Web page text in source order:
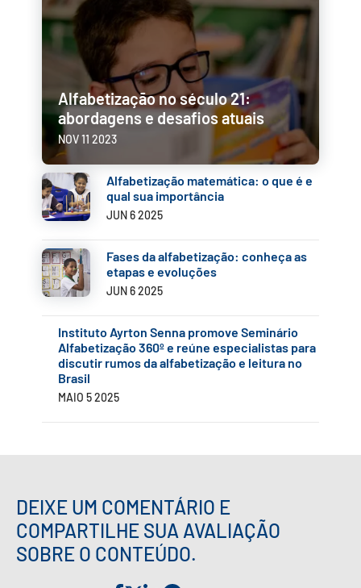
Alfabetização no século 21:
abordagens e desafios atuais
NOV 11 2023
Alfabetização matemática: o que é e
qual sua importância
JUN 6 2025
Fases da alfabetização: conheça as
etapas e evoluções
JUN 6 2025
Instituto Ayrton Senna promove Seminário
Alfabetização 360º e reúne especialistas para
discutir rumos da alfabetização e leitura no
Brasil
MAIO 5 2025
DEIXE UM COMENTÁRIO E
COMPARTILHE SUA AVALIAÇÃO
SOBRE O CONTEÚDO.